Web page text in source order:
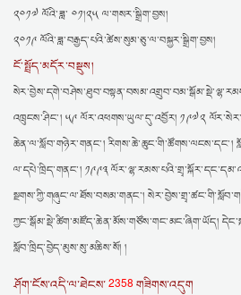
༢༠༡༧ ལོའི་ཟླ་ ༠༡།༢༥ ལ་གསར་སྒྲིག་བྱས།
༢༠༡༩ ལོའི་ཟླ་བརྒྱད་པའི་ཚེས་སུམ་ཅུ་ལ་བསྐྱར་སྒྲིག་བྱས།
ངོ་སྤྲོད་མདོར་བསྡུས།
འཁྲུངས་ཤིང་། ༥༩ ལོར་འཕགས་ཡུལ་དུ་འབྱོར། ༡༩༧༢
ཆེན་ལ་སློབ་གཉེར་གནང་། རིགས་ཆེ་ཆུང་གི་ཚོགས་ལངས་དང་།
ལ་དཔེ་ཁྲིད་གནང་། ༡༩༩༣
སྔགས་ཀྱི་གཞུང་ལ་ཐོས་བསམ་གནང་།
ཀྱང་སྒོམ་སྡེ་ཚིག་མཛོད་ཆེན་མོས་གཙོས་གང་མང་ཞིག་ཡོད།
སློབ་ཁྲིད་བྱེད་མུས་སུ་མཆིས་སོ། །
ཤོག་ངོས་འདི་ལ་ཐེངས་2358 གཟིགས་འདུག